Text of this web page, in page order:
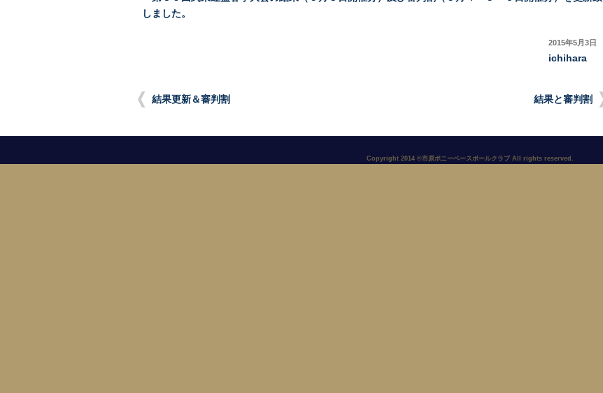
しました。
2015年5月3日
ichihara
結果更新＆審判割 結果と審判割
Copyright 2014 ©市原ポニーベースボールクラブ All rights reserved.